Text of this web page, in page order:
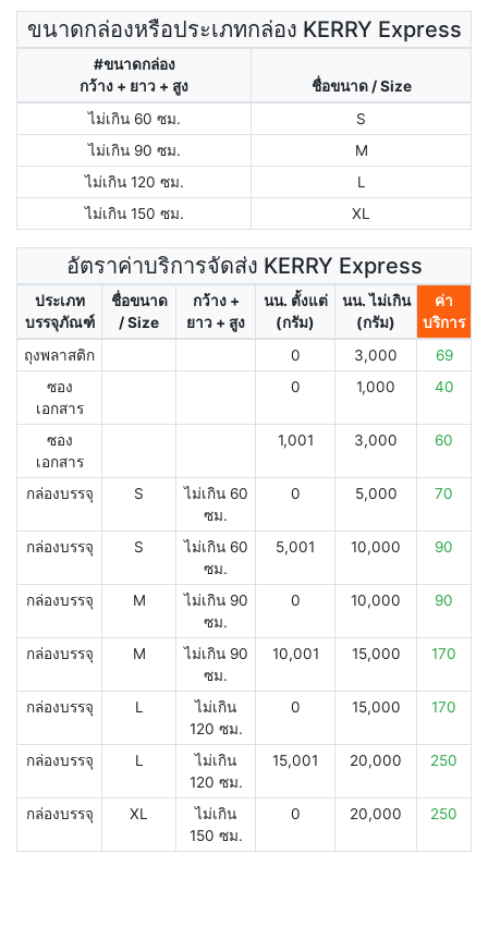
ขนาดกล่องหรือประเภทกล่อง KERRY Express
#ขนาดกล่อง
กว้าง + ยาว + สูง
ชื่อขนาด / Size
ไม่เกิน 60 ซม.
S
ไม่เกิน 90 ซม.
M
ไม่เกิน 120 ซม.
L
ไม่เกิน 150 ซม.
XL
อัตราค่าบริการจัดส่ง KERRY Express
ประเภท
บรรจุภัณฑ์
ชื่อขนาด
/ Size
กว้าง +
ยาว + สูง
นน. ตั้งแต่
(กรัม)
นน. ไม่เกิน
(กรัม)
ค่า
บริการ
ถุงพลาสติก
0 3,000
69
ซอง
เอกสาร
0 1,000 40
ซอง
เอกสาร
1,001 3,000 60
กล่องบรรจุ S
ไม่เกิน 60
ซม.
0 5,000 70
กล่องบรรจุ S
ไม่เกิน 60
ซม.
5,001 10,000 90
กล่องบรรจุ M
ไม่เกิน 90
ซม.
0 10,000 90
กล่องบรรจุ M
ไม่เกิน 90
ซม.
10,001 15,000 170
กล่องบรรจุ L
ไม่เกิน
120 ซม.
0 15,000 170
กล่องบรรจุ L
ไม่เกิน
120 ซม.
15,001 20,000 250
กล่องบรรจุ XL
ไม่เกิน
150 ซม.
0 20,000 250